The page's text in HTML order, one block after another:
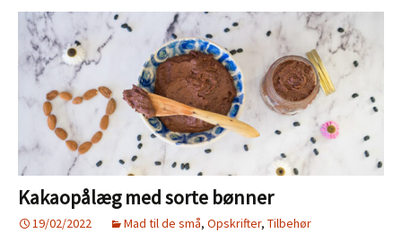
Kakaopålæg med sorte bønner
19/02/2022 Mad til de små, Opskrifter, Tilbehør